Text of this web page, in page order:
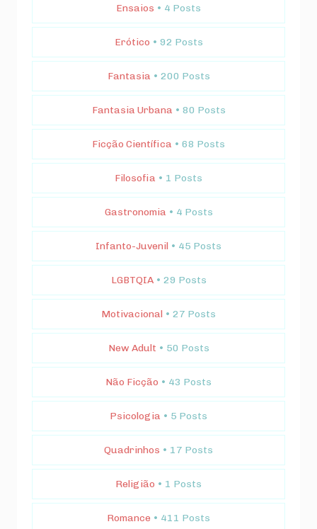
Ensaios • 4 Posts
Erótico • 92 Posts
Fantasia • 200 Posts
Fantasia Urbana • 80 Posts
Ficção Científica • 68 Posts
Filosofia • 1 Posts
Gastronomia • 4 Posts
Infanto-Juvenil • 45 Posts
LGBTQIA • 29 Posts
Motivacional • 27 Posts
New Adult • 50 Posts
Não Ficção • 43 Posts
Psicologia • 5 Posts
Quadrinhos • 17 Posts
Religião • 1 Posts
Romance • 411 Posts